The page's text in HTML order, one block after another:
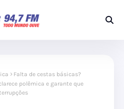
Falta de cestas básicas?
polêmica e garante que